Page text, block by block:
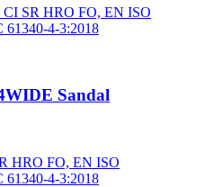
CI SR HRO FO, EN ISO
61340-4-3:2018
Sandal
HRO FO, EN ISO
61340-4-3:2018